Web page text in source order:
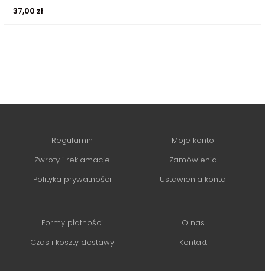
37,00 zł
Regulamin
Zwroty i reklamacje
Polityka prywatności
Moje konto
Zamówienia
Ustawienia konta
Formy płatności
Czas i koszty dostawy
O nas
Kontakt